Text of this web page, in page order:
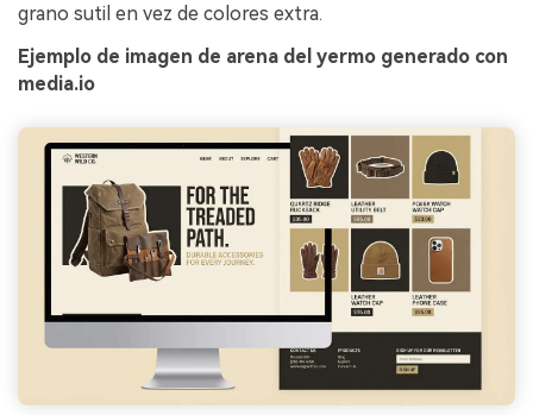
grano sutil en vez de colores extra.
Ejemplo de imagen de arena del yermo generado con
media.io